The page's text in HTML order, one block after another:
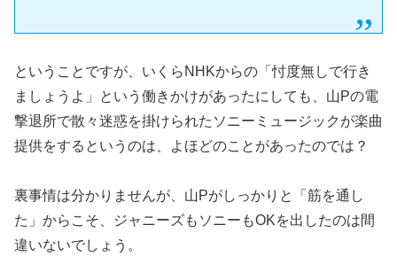
ということですが、いくらNHKからの「忖度無しで行き
ましょうよ」という働きかけがあったにしても、山Pの電
撃退所で散々迷惑を掛けられたソニーミュージックが楽曲
提供をするというのは、よほどのことがあったのでは？
裏事情は分かりませんが、山Pがしっかりと「筋を通し
た」からこそ、ジャニーズもソニーもOKを出したのは間
違いないでしょう。